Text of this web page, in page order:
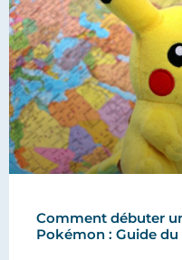
Comment débuter
Pokémon : Guide